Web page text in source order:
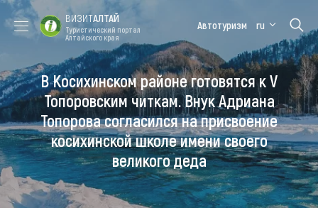
Форум VISIT
ALTAI
Цветение
маральника
Медицинский
форум
Алтайская
зимовка
Туры
Где побывать
Чем заняться
ВИЗИТАЛТАЙ
Туристический портал
Алтайского края
Автотуризм ru
В Косихинском районе готовятся к V
Топоровским читкам. Внук Адриана
Топорова согласился на присвоение
косихинской школе имени своего
великого деда